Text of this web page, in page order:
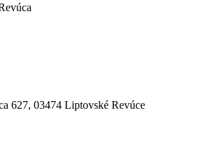
627, 03474 Liptovské Revúce